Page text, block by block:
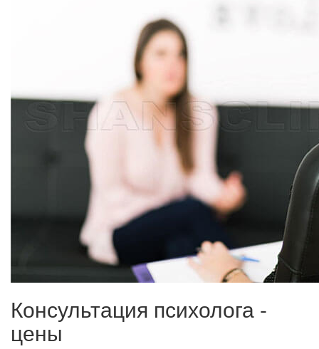
Консультация психолога -
цены